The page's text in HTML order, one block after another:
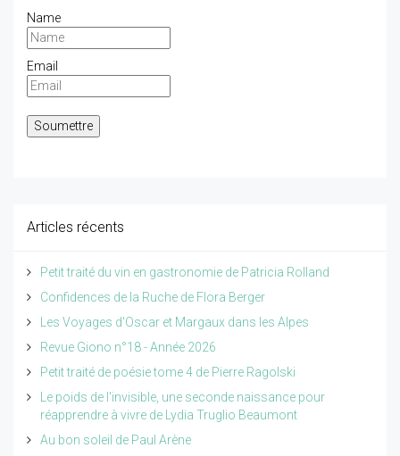
Name
Email
Articles récents
Petit traité du vin en gastronomie de Patricia Rolland
Confidences de la Ruche de Flora Berger
Les Voyages d'Oscar et Margaux dans les Alpes
Revue Giono n°18 - Année 2026
Petit traité de poésie tome 4 de Pierre Ragolski
Le poids de l'invisible, une seconde naissance pour
réapprendre à vivre de Lydia Truglio Beaumont
Au bon soleil de Paul Arène